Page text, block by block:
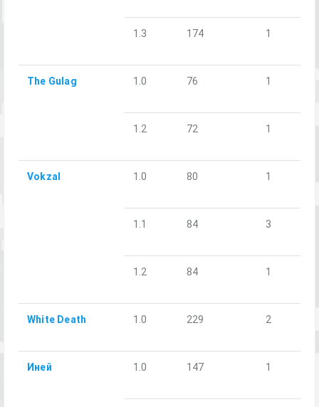
1.3 174 1
The Gulag 1.0 76 1
1.2 72 1
Vokzal 1.0 80 1
1.1 84 3
1.2 84 1
White Death 1.0 229 2
Иней 1.0 147 1